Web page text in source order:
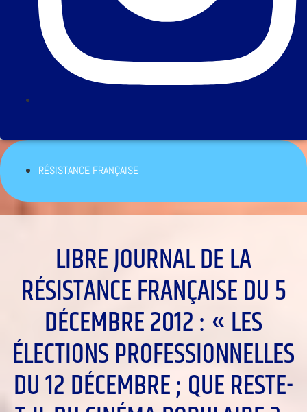
RÉSISTANCE FRANÇAISE
LIBRE JOURNAL DE LA
RÉSISTANCE FRANÇAISE DU 5
DÉCEMBRE 2012 : « LES
ÉLECTIONS PROFESSIONNELLES
DU 12 DÉCEMBRE ; QUE RESTE-